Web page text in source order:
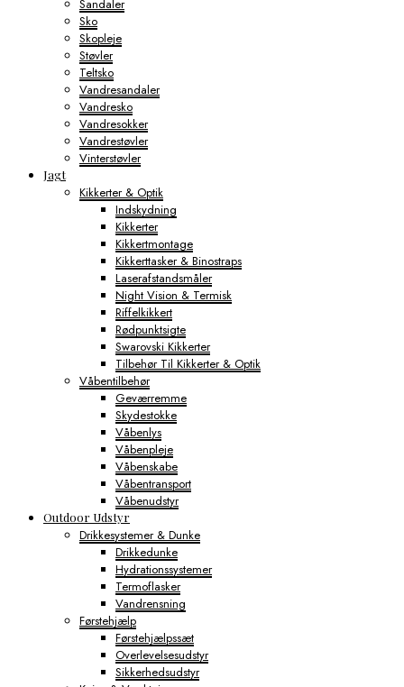
Sandaler
Sko
Skopleje
Støvler
Teltsko
Vandresandaler
Vandresko
Vandresokker
Vandrestøvler
Vinterstøvler
Jagt
Kikkerter & Optik
Indskydning
Kikkerter
Kikkertmontage
Kikkerttasker & Binostraps
Laserafstandsmåler
Night Vision & Termisk
Riffelkikkert
Rødpunktsigte
Swarovski Kikkerter
Tilbehør Til Kikkerter & Optik
Våbentilbehør
Geværremme
Skydestokke
Våbenlys
Våbenpleje
Våbenskabe
Våbentransport
Våbenudstyr
Outdoor Udstyr
Drikkesystemer & Dunke
Drikkedunke
Hydrationssystemer
Termoflasker
Vandrensning
Førstehjælp
Førstehjælpssæt
Overlevelsesudstyr
Sikkerhedsudstyr